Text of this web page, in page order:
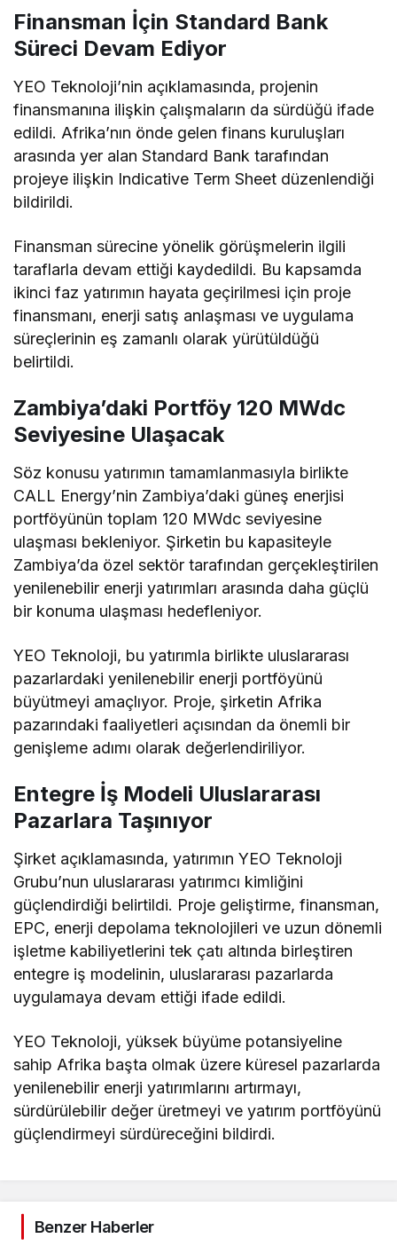
Finansman İçin Standard Bank
Süreci Devam Ediyor
YEO Teknoloji’nin açıklamasında, projenin
finansmanına ilişkin çalışmaların da sürdüğü ifade
edildi. Afrika’nın önde gelen finans kuruluşları
arasında yer alan Standard Bank tarafından
projeye ilişkin Indicative Term Sheet düzenlendiği
bildirildi.
Finansman sürecine yönelik görüşmelerin ilgili
taraflarla devam ettiği kaydedildi. Bu kapsamda
ikinci faz yatırımın hayata geçirilmesi için proje
finansmanı, enerji satış anlaşması ve uygulama
süreçlerinin eş zamanlı olarak yürütüldüğü
belirtildi.
Zambiya’daki Portföy 120 MWdc
Seviyesine Ulaşacak
Söz konusu yatırımın tamamlanmasıyla birlikte
CALL Energy’nin Zambiya’daki güneş enerjisi
portföyünün toplam 120 MWdc seviyesine
ulaşması bekleniyor. Şirketin bu kapasiteyle
Zambiya’da özel sektör tarafından gerçekleştirilen
yenilenebilir enerji yatırımları arasında daha güçlü
bir konuma ulaşması hedefleniyor.
YEO Teknoloji, bu yatırımla birlikte uluslararası
pazarlardaki yenilenebilir enerji portföyünü
büyütmeyi amaçlıyor. Proje, şirketin Afrika
pazarındaki faaliyetleri açısından da önemli bir
genişleme adımı olarak değerlendiriliyor.
Entegre İş Modeli Uluslararası
Pazarlara Taşınıyor
Şirket açıklamasında, yatırımın YEO Teknoloji
Grubu’nun uluslararası yatırımcı kimliğini
güçlendirdiği belirtildi. Proje geliştirme, finansman,
EPC, enerji depolama teknolojileri ve uzun dönemli
işletme kabiliyetlerini tek çatı altında birleştiren
entegre iş modelinin, uluslararası pazarlarda
uygulamaya devam ettiği ifade edildi.
YEO Teknoloji, yüksek büyüme potansiyeline
sahip Afrika başta olmak üzere küresel pazarlarda
yenilenebilir enerji yatırımlarını artırmayı,
sürdürülebilir değer üretmeyi ve yatırım portföyünü
güçlendirmeyi sürdüreceğini bildirdi.
Benzer Haberler